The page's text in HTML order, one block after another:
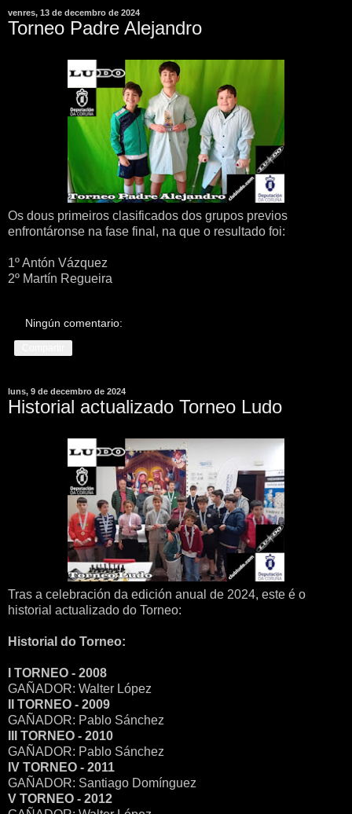
venres, 13 de decembro de 2024
Torneo Padre Alejandro
Os dous primeiros clasificados dos grupos previos
enfrontáronse na fase final, na que o resultado foi:
1º Antón Vázquez
2º Martín Regueira
Ningún comentario:
luns, 9 de decembro de 2024
Historial actualizado Torneo Ludo
Tras a celebración da edición anual de 2024, este é o
historial actualizado do Torneo:
Historial do Torneo:
I TORNEO - 2008
GAÑADOR: Walter López
II TORNEO - 2009
GAÑADOR: Pablo Sánchez
III TORNEO - 2010
GAÑADOR: Pablo Sánchez
IV TORNEO - 2011
GAÑADOR: Santiago Domínguez
V TORNEO - 2012